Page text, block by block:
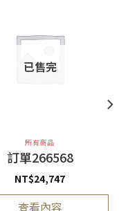
已售完
所有商品
訂單266568
NT$24,747
查看內容